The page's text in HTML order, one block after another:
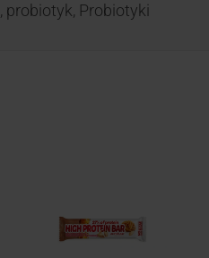
, probiotyk, Probiotyki